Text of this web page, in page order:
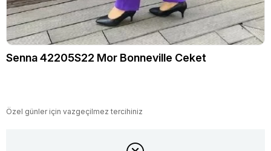
Senna 42205S22 Mor Bonneville Ceket
Özel günler için vazgeçilmez tercihiniz